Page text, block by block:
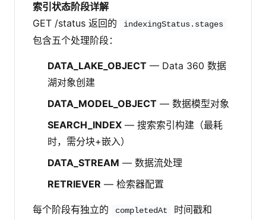
索引状态阶段详解
GET /status 返回的
indexingStatus.stages
包含五个处理阶段：
DATA_LAKE_OBJECT — Data 360 数据
湖对象创建
DATA_MODEL_OBJECT — 数据模型对象
SEARCH_INDEX — 搜索索引构建（最耗
时，需分块+嵌入）
DATA_STREAM — 数据流处理
RETRIEVER — 检索器配置
每个阶段有独立的 completedAt 时间戳和